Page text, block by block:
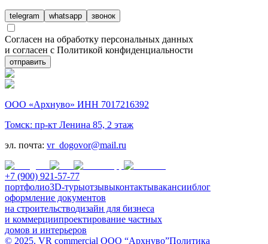
telegram whatsapp звонок
Согласен на обработку персональных данных
и согласен с Политикой конфиденциальности
отправить
ООО «Архнуво» ИНН 7017216392
Томск: пр-кт Ленина 85, 2 этаж
эл. почта: vr_dogovor@mail.ru
+7 (900) 921-57-77
портфолио3D-турыотзывыконтактывакансииблог
оформление документов
на строительстводизайн для бизнеса
и коммерциипроектирование частных
домов и интерьеров
© 2025. VR commercial ООО “Архнуво”Политика